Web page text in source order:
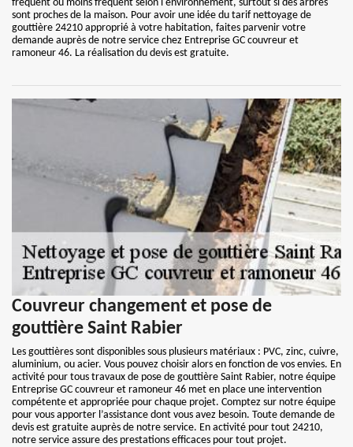
fréquent ou moins fréquent selon l'environnement, surtout si des arbres
sont proches de la maison. Pour avoir une idée du tarif nettoyage de
gouttière 24210 approprié à votre habitation, faites parvenir votre
demande auprès de notre service chez Entreprise GC couvreur et
ramoneur 46. La réalisation du devis est gratuite.
Couvreur changement et pose de
gouttière Saint Rabier
Les gouttières sont disponibles sous plusieurs matériaux : PVC, zinc, cuivre,
aluminium, ou acier. Vous pouvez choisir alors en fonction de vos envies. En
activité pour tous travaux de pose de gouttière Saint Rabier, notre équipe
Entreprise GC couvreur et ramoneur 46 met en place une intervention
compétente et appropriée pour chaque projet. Comptez sur notre équipe
pour vous apporter l’assistance dont vous avez besoin. Toute demande de
devis est gratuite auprès de notre service. En activité pour tout 24210,
notre service assure des prestations efficaces pour tout projet.